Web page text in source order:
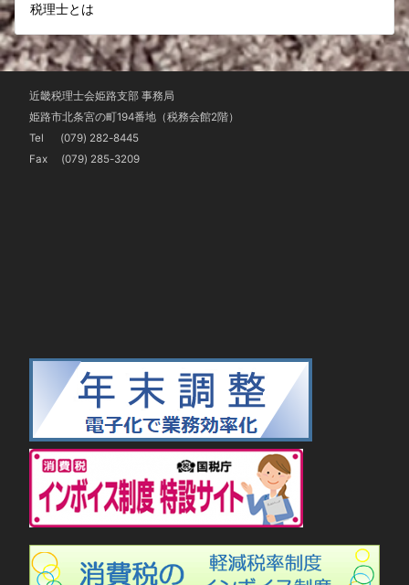
税理士とは
近畿税理士会姫路支部 事務局
姫路市北条宮の町194番地（税務会館2階）
Tel (079) 282-8445
Fax (079) 285-3209